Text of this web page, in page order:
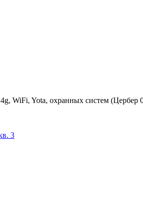
WiFi, Yota, охранных систем
3